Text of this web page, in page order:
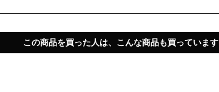
この商品を買った人は、こんな商品も買っています